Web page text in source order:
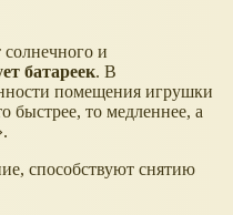
и
батареек. В
помещения игрушки
то медленнее, а
.
способствуют снятию